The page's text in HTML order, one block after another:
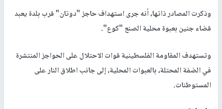
وذكرت المصادر ذاتها، أنه جرى استهداف حاجز "دوتان" قرب بلدة يعبد
قضاء جنين بعبوة محلية الصنع "كوع".
وتستهدف المقاومة الفلسطينية قوات الاحتلال على الحواجز المنتشرة
في الضفة المحتلة، بالعبوات المحلية، إلى جانب اطلاق النار على
المستوطنات.